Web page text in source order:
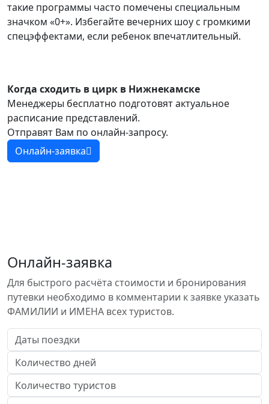
такие программы часто помечены специальным
значком «0+». Избегайте вечерних шоу с громкими
спецэффектами, если ребенок впечатлительный.
Когда сходить в цирк в Нижнекамске
Менеджеры бесплатно подготовят актуальное
расписание представлений.
Отправят Вам по онлайн-запросу.
Онлайн-заявка
Онлайн-заявка
Для быстрого расчёта стоимости и бронирования
путевки необходимо в комментарии к заявке указать
ФАМИЛИИ и ИМЕНА всех туристов.